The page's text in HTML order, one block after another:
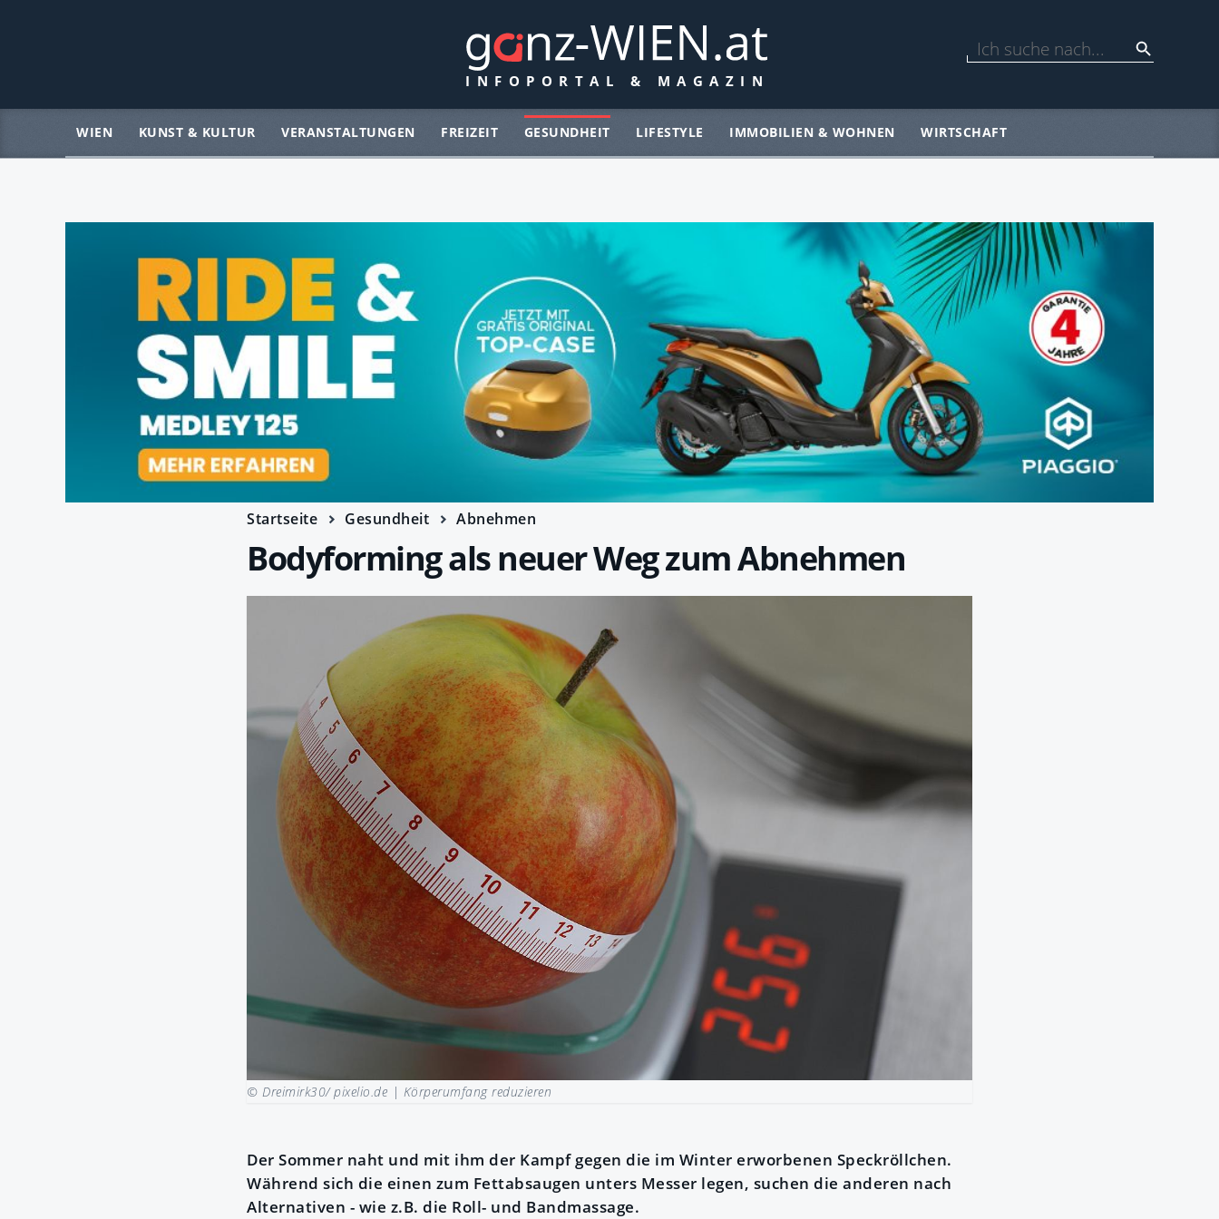
WIEN KUNST & KULTUR VERANSTALTUNGEN FREIZEIT GESUNDHEIT LIFESTYLE IMMOBILIEN & WOHNEN WIRTSCHAFT
Startseite Gesundheit Abnehmen
Bodyforming als neuer Weg zum Abnehmen
© Dreimirk30/ pixelio.de | Körperumfang reduzieren
Der Sommer naht und mit ihm der Kampf gegen die im Winter erworbenen Speckröllchen.
Während sich die einen zum Fettabsaugen unters Messer legen, suchen die anderen nach
Alternativen - wie z.B. die Roll- und Bandmassage.